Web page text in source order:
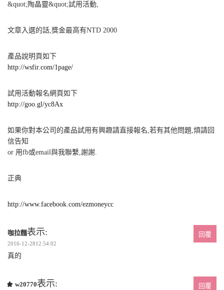
&quot;陶晶靈&quot;試用活動,
文章入選的話,獎金最高有NTD 2000
產品說明頁如下
http://wsfir.com/1page/
試用活動報名網頁如下
http://goo.gl/yc8Ax
如果你對本公司的產品試用有興趣請直接報名,若有其他問題,煩請回
信告知
or 用fb或email與我聯繫,謝謝.
正典
http://www.facebook.com/ezmoneycc
咖拉麵表示:
2016-12-2812:54:02
真的
回覆
w20770表示: 回覆